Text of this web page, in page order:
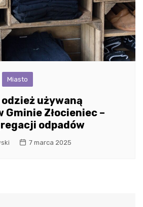
Miasto
używaną
Gminie Złocieniec –
odpadów
7 marca 2025